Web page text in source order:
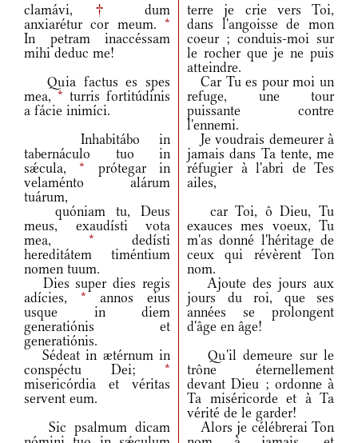
clamávi, †
dum
anxiarétur cor meum. *
In petram inaccéssam
mihi deduc me!
terre je crie vers Toi,
dans l'angoisse de mon
coeur ; conduis-moi sur
le rocher que je ne puis
atteindre.
Quia factus es spes
mea, * turris fortitúdinis
a fácie inimíci.
Car Tu es pour moi un
refuge, une tour
puissante contre
l'ennemi.
Inhabitábo in
tabernáculo tuo in
sǽcula,* prótegar in
velaménto alárum
tuárum,
Je voudrais demeurer à
jamais dans Ta tente, me
réfugier à l'abri de Tes
ailes,
quóniam tu, Deus
meus, exaudísti vota
mea, * dedísti
hereditátem timéntium
nomen tuum.
car Toi, ô Dieu, Tu
exauces mes voeux, Tu
m'as donné l'héritage de
ceux qui révèrent Ton
nom.
Dies super dies regis
adícies, * annos eius
usque in diem
generatiónis et
generatiónis.
Ajoute des jours aux
jours du roi, que ses
années se prolongent
d'âge en âge!
Sédeat in ætérnum in
conspéctu Dei; *
misericórdia et véritas
servent eum.
Qu'il demeure sur le
trône éternellement
devant Dieu ; ordonne à
Ta miséricorde et à Ta
vérité de le garder!
Sic psalmum dicam
Alors je célébrerai Ton